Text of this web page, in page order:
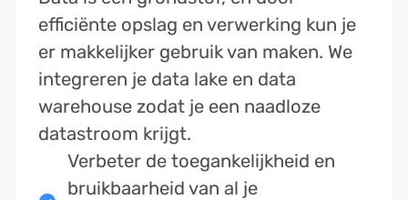
efficiënte opslag en verwerking kun je
er makkelijker gebruik van maken. We
integreren je data lake en data
warehouse zodat je een naadloze
datastroom krijgt.
Verbeter de toegankelijkheid en
bruikbaarheid van al je